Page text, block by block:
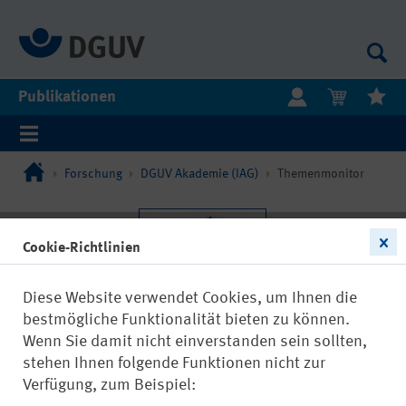
Publikationen
Forschung DGUV Akademie (IAG) Themenmonitor
Cookie-Richtlinien
Diese Website verwendet Cookies, um Ihnen die
bestmögliche Funktionalität bieten zu können.
Wenn Sie damit nicht einverstanden sein sollten,
stehen Ihnen folgende Funktionen nicht zur
Verfügung, zum Beispiel: